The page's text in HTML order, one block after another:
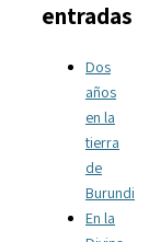
entradas
Dos
años
en la
tierra
de
Burundi
En la